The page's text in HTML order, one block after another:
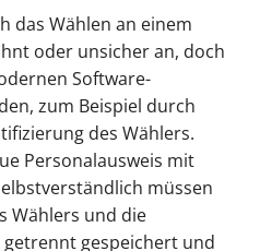
das Wählen an einem
oder unsicher an, doch
Software-
zum Beispiel durch
des Wählers.
Personalausweis mit
müssen
Wählers und die
gespeichert und